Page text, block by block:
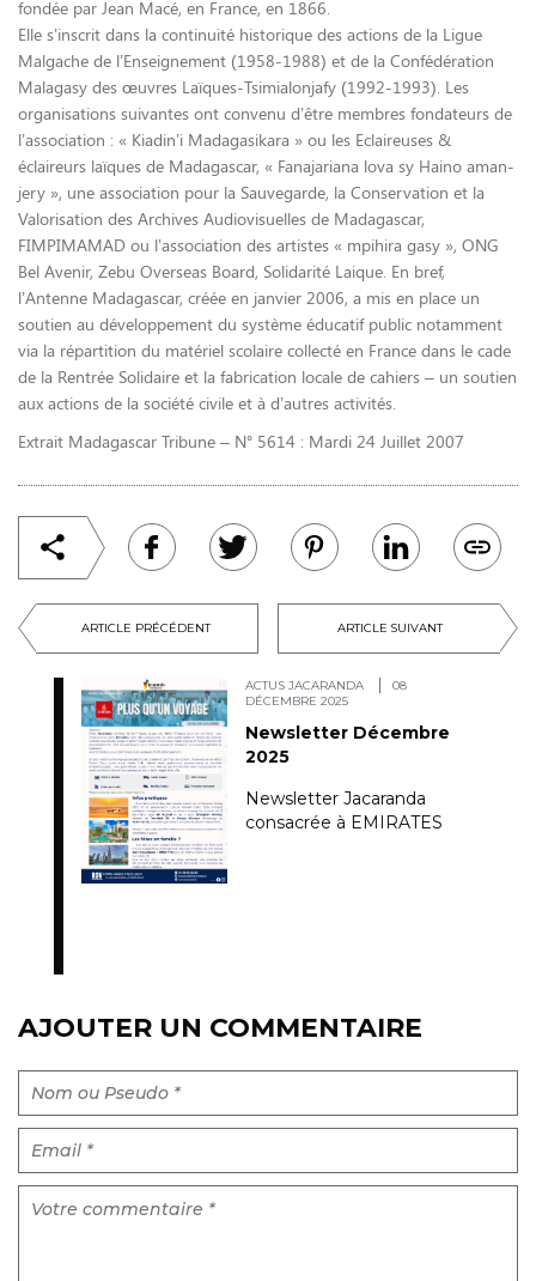
ARTICLE PRÉCÉDENT ARTICLE SUIVANT
ACTUS JACARANDA
08
DÉCEMBRE 2025
Newsletter Décembre
2025
Newsletter Jacaranda
consacrée à EMIRATES
fondée par Jean Macé, en France, en 1866.
Elle s’inscrit dans la continuité historique des actions de la Ligue
Malgache de l’Enseignement (1958-1988) et de la Confédération
Malagasy des œuvres Laïques-Tsimialonjafy (1992-1993). Les
organisations suivantes ont convenu d’être membres fondateurs de
l’association : « Kiadin’i Madagasikara » ou les Eclaireuses &
éclaireurs laïques de Madagascar, « Fanajariana lova sy Haino aman-
jery », une association pour la Sauvegarde, la Conservation et la
Valorisation des Archives Audiovisuelles de Madagascar,
FIMPIMAMAD ou l’association des artistes « mpihira gasy », ONG
Bel Avenir, Zebu Overseas Board, Solidarité Laique. En bref,
l’Antenne Madagascar, créée en janvier 2006, a mis en place un
soutien au développement du système éducatif public notamment
via la répartition du matériel scolaire collecté en France dans le cade
de la Rentrée Solidaire et la fabrication locale de cahiers – un soutien
aux actions de la société civile et à d’autres activités.
Extrait Madagascar Tribune – N° 5614 : Mardi 24 Juillet 2007
AJOUTER UN COMMENTAIRE